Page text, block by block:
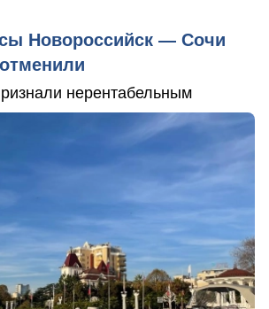
Новороссийск — Сочи
нерентабельным